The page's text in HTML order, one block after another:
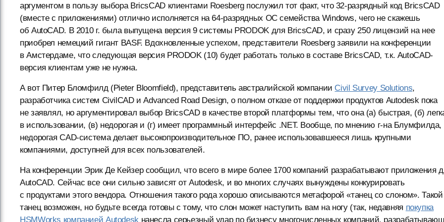
аргументом в пользу выбора BricsCAD клиентами Roesberg послужил тот факт, что 32-разрядный код BricsCAD
(вместе с приложениями) отлично исполняется на64-разрядных ОС семейства Windows, чего не скажешь
об AutoCAD. В 2010 г. была выпущена версия 9 системы PRODOK для BricsCAD, и сразу 250 лицензий на нее
приобрел немецкий гигант BASF. Вдохновленные успехом, представители Roesberg заявили на конференции
в Амстердаме, что следующая версия PRODOK (10) будет работать только в составе BricsCAD, т.к. AutoCAD-
версия клиентам уже не нужна.
А вот Питер Бломфилд (Pieter Bloomfield), представитель австралийской компании Civil Survey Solutions,
разработчика систем CivilCAD и Advanced Road Design, о полном отказе от поддержки продуктов Autodesk пока
не заявлял, но аргументировал выбор BricsCAD в качестве второй платформы тем, что она (а) быстрая, (б)
в использовании, (в) недорогая и (г) имеет программный интерфейс .NET. Вообще, по мнению г-на Блумфилда,
недорогая CAD-система делает высокопроизводительное ПО, ранее использовавшееся лишь крупными
компаниями, доступней для всех пользователей.
На конференции Эрик Де Кейзер сообщил, что всего в мире более 1700 компаний разрабатывают приложения
AutoCAD. Сейчас все они сильно зависят от Autodesk, и во многих случаях вынуждены конкурировать
с продуктами этого вендора. Отношения такого рода хорошо описываются метафорой «танец со слоном». Такой
танец возможен, но будьте всегда готовы с тому, что слон может наступить вам на ногу (так, недавняя покупка
HSMWorks компанией Autodesk нанесла серьезный удар по бизнесу многочисленных компаний,